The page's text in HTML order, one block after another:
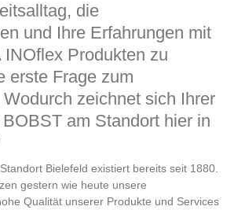
die
und Ihre Erfahrungen mit
INOflex Produkten zu
erste Frage zum
zeichnet sich Ihrer
am Standort hier in
Bielefeld existiert bereits seit 1880.
gestern wie heute unsere
Qualität unserer Produkte und Services